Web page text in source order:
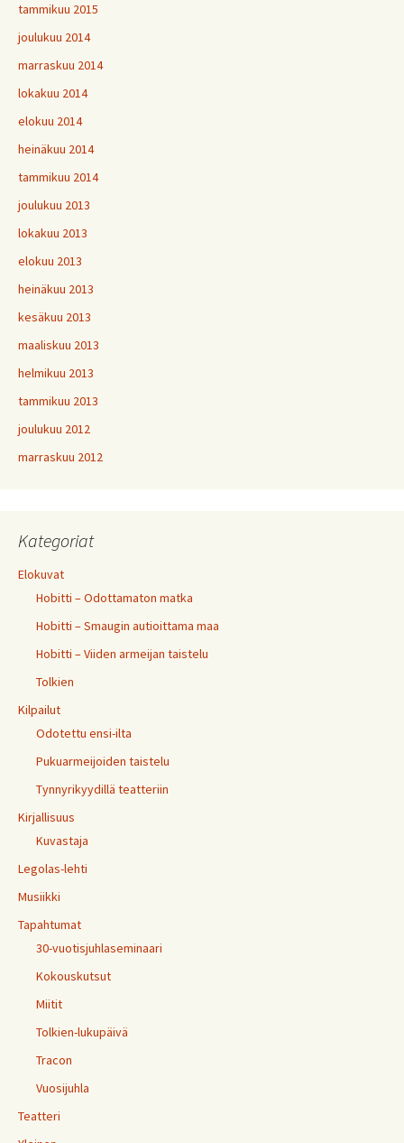
tammikuu 2015
joulukuu 2014
marraskuu 2014
lokakuu 2014
elokuu 2014
heinäkuu 2014
tammikuu 2014
joulukuu 2013
lokakuu 2013
elokuu 2013
heinäkuu 2013
kesäkuu 2013
maaliskuu 2013
helmikuu 2013
tammikuu 2013
joulukuu 2012
marraskuu 2012
Kategoriat
Elokuvat
Hobitti – Odottamaton matka
Hobitti – Smaugin autioittama maa
Hobitti – Viiden armeijan taistelu
Tolkien
Kilpailut
Odotettu ensi-ilta
Pukuarmeijoiden taistelu
Tynnyrikyydillä teatteriin
Kirjallisuus
Kuvastaja
Legolas-lehti
Musiikki
Tapahtumat
30-vuotisjuhlaseminaari
Kokouskutsut
Miitit
Tolkien-lukupäivä
Tracon
Vuosijuhla
Teatteri